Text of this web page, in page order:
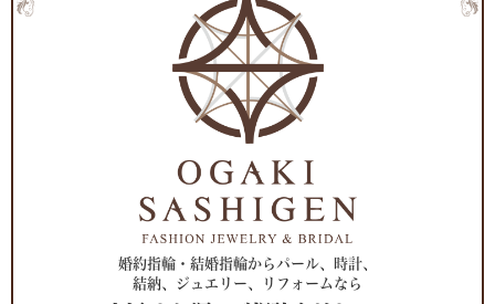
婚約指輪・結婚指輪からパール、時計、
結納、ジュエリー、リフォームなら